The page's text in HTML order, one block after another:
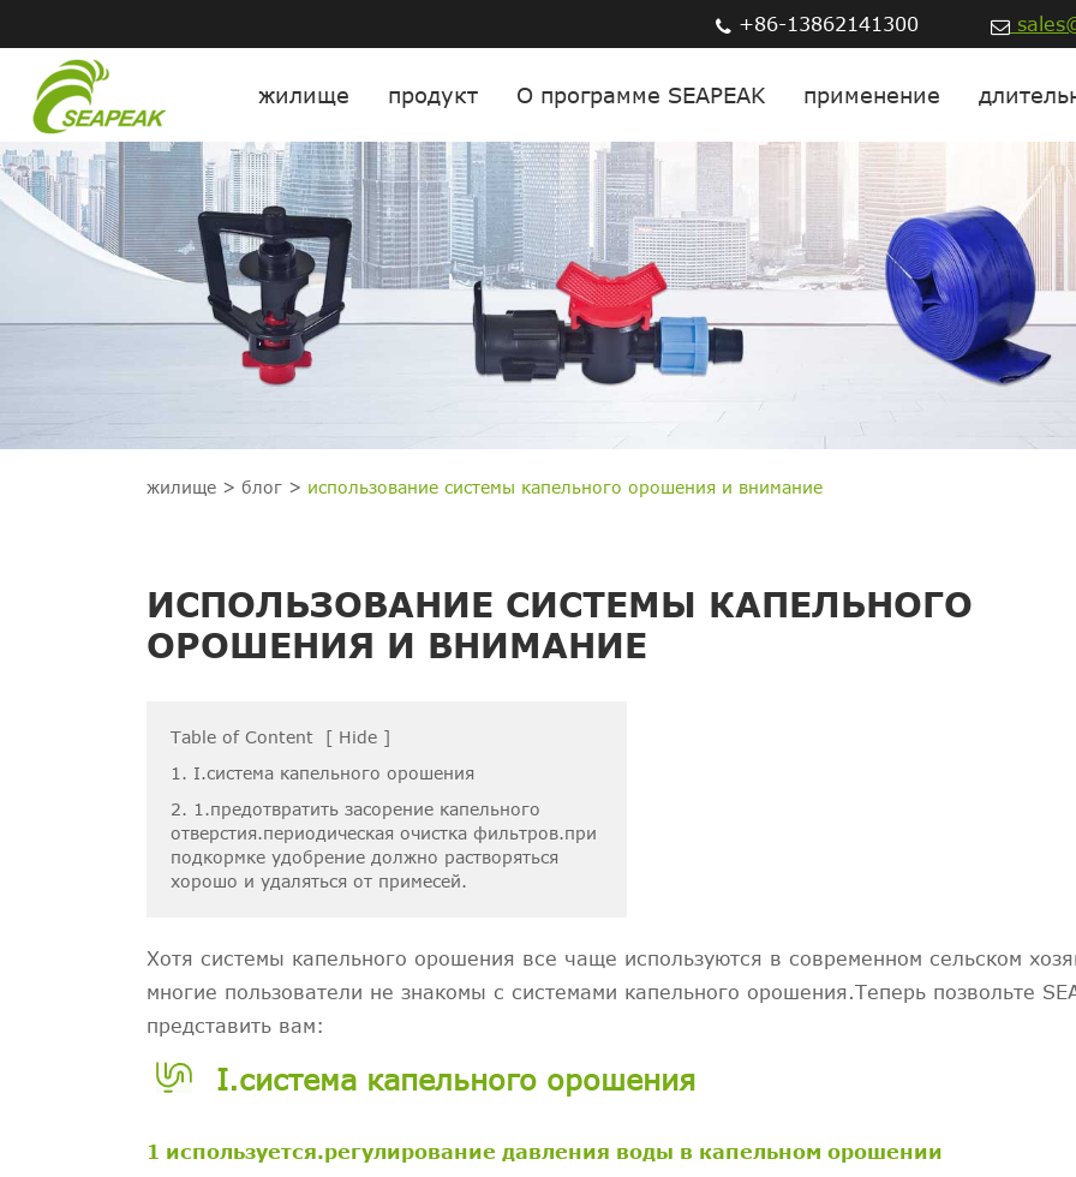
+86-13862141300
жилище продукт О программе SEAPEAK применение
жилище блог использование системы капельного орошения и внимание
ИСПОЛЬЗОВАНИЕ СИСТЕМЫ КАПЕЛЬНОГО
ОРОШЕНИЯ И ВНИМАНИЕ
Table of Content [ Hide ]
1. I.система капельного орошения
2. 1.предотвратить засорение капельного
отверстия.периодическая очистка фильтров.при
подкормке удобрение должно растворяться
хорошо и удаляться от примесей.
Хотя системы капельного орошения все чаще используются в современном сельском
многие пользователи не знакомы с системами капельного орошения.Теперь позвольте
представить вам:
I.система капельного орошения
1 используется.регулирование давления воды в капельном орошении